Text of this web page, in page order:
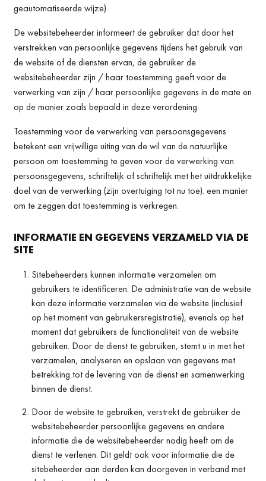
geautomatiseerde wijze).
De websitebeheerder informeert de gebruiker dat door het
verstrekken van persoonlijke gegevens tijdens het gebruik van
de website of de diensten ervan, de gebruiker de
websitebeheerder zijn / haar toestemming geeft voor de
verwerking van zijn / haar persoonlijke gegevens in de mate en
op de manier zoals bepaald in deze verordening.
Toestemming voor de verwerking van persoonsgegevens
betekent een vrijwillige uiting van de wil van de natuurlijke
persoon om toestemming te geven voor de verwerking van
persoonsgegevens, schriftelijk of schriftelijk met het uitdrukkelijke
doel van de verwerking (zijn overtuiging tot nu toe). een manier
om te zeggen dat toestemming is verkregen.
INFORMATIE EN GEGEVENS VERZAMELD VIA DE
SITE
Sitebeheerders kunnen informatie verzamelen om
gebruikers te identificeren. De administratie van de website
kan deze informatie verzamelen via de website (inclusief
op het moment van gebruikersregistratie), evenals op het
moment dat gebruikers de functionaliteit van de website
gebruiken. Door de dienst te gebruiken, stemt u in met het
verzamelen, analyseren en opslaan van gegevens met
betrekking tot de levering van de dienst en samenwerking
binnen de dienst.
Door de website te gebruiken, verstrekt de gebruiker de
websitebeheerder persoonlijke gegevens en andere
informatie die de websitebeheerder nodig heeft om de
dienst te verlenen. Dit geldt ook voor informatie die de
sitebeheerder aan derden kan doorgeven in verband met